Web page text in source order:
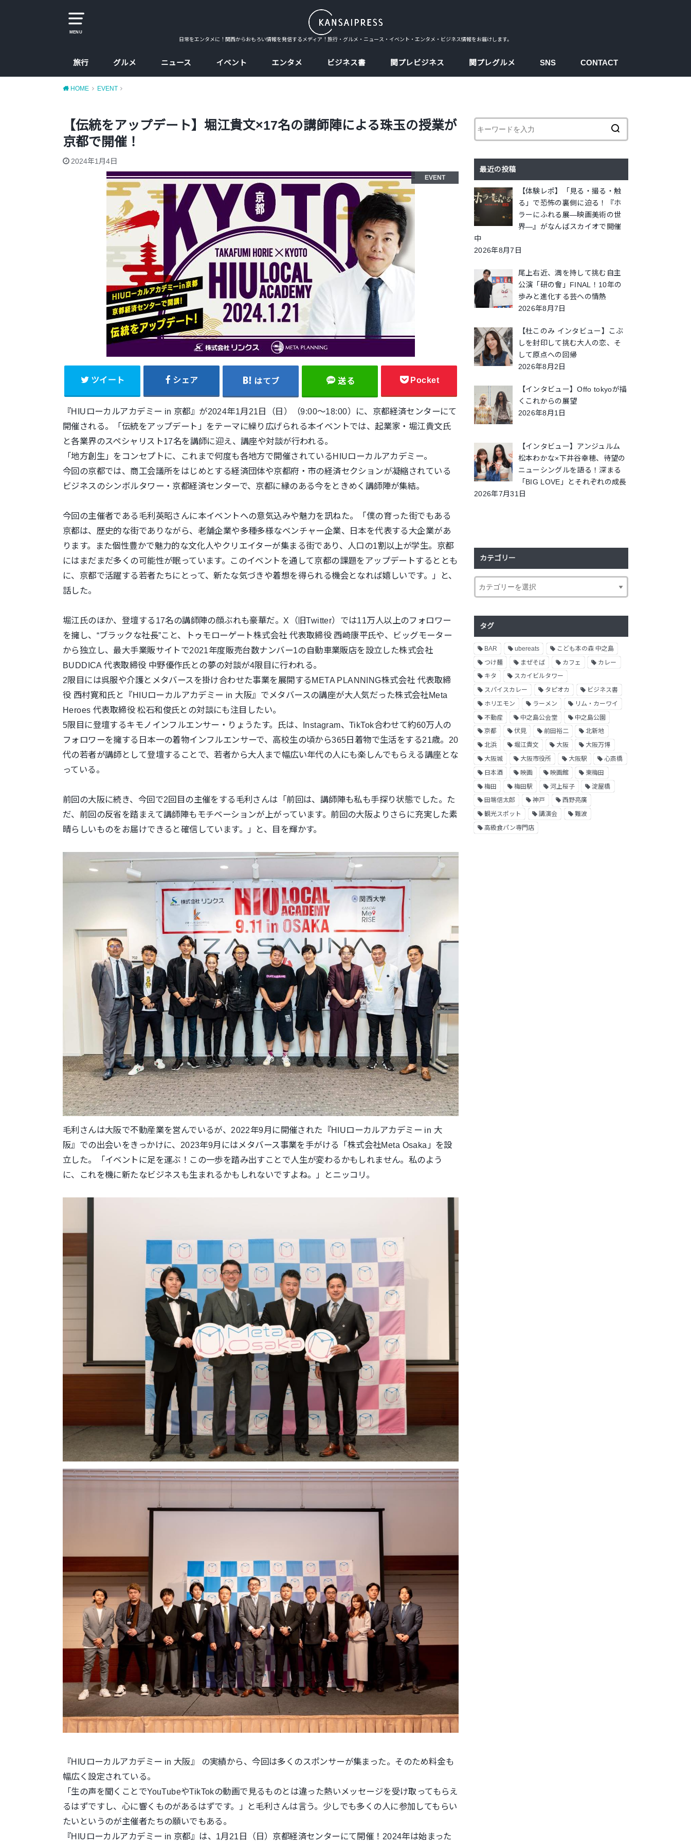
MENU
日常をエンタメに！関西からおもろい情報を発信するメディア！旅行・グルメ・ニュース・イベント・エンタメ・ビジネス情報をお届けします。
旅行
大阪
京都
兵庫
奈良
グルメ
カレー
ラーメン
カフェ
たこ焼、お好み焼
大阪コスパ飯
ニュース イベント エンタメ ビジネス書 関プレビジネス 関プレグルメ SNS CONTACT
HOME EVENT
【伝統をアップデート】堀江貴文×17名の講師陣による珠玉の授業が
京都で開催！
2024年1月4日
EVENT
ツイート シェア はてブ 送る Pocket
『HIUローカルアカデミー in 京都』が2024年1月21日（日）（9:00〜18:00）に、京都経済センターにて
開催される。「伝統をアップデート」をテ ーマに繰り広げられる本イベントでは、起業家・堀江貴文氏
と各業界のスペシャリスト17名を講師に迎え、講座や対談が行われる。
「地方創生」をコンセプトに、これまで何度も各地方で開催されているHIUローカルアカデミー。
今回の京都では、商工会議所をはじめとする経済団体や京都府・市の経済セクションが凝縮されている
ビジネスのシンボルタワ ー・京都経済センターで、京都に縁のある今をときめく講師陣が集結。
今回の主催者である毛利英昭さんに本イベントへの意気込みや魅力を訊ねた。「僕の育った街でもある
京都は、歴史的な街でありながら、 老舗企業や多種多様なベンチャー企業、日本を代表する大企業があ
ります。また個性豊かで魅力的な文化人やクリエイターが集まる街であり、人口の1割以上が学生。京都
にはまだまだ多くの可能性が眠っています。このイベントを通して京都の課題をアップデートするととも
に、京都で活躍する若者たちにとって、新たな気づきや着想を得られる機会となれば嬉しいです。」と、
話した。
堀江氏のほか、登壇する17名の講師陣の顔ぶれも豪華だ。X（旧Twitter）では11万人以上のフォロワー
を擁し、“ブラックな社長”こと、トゥモローゲート株式会社 代表取締役 西崎康平氏や、ビッグモーター
から独立し、最大手業販サイトで2021年度販売台数ナンバー1の自動車業販店を設立した株式会社
BUDDICA 代表取締役 中野優作氏との夢の対談が4限目に行われる。
2限目には呉服や介護とメタバースを掛け合わせた事業を展開するMETA PLANNING株式会社 代表取締
役 西村寛和氏と『HIUローカルアカデミー in 大阪』でメタバースの講座が大人気だった株式会社Meta
Heroes 代表取締役 松石和俊氏との対談にも注目したい。
5限目に登壇するキモノインフルエンサー・りょうたす。氏は、Instagram、TikTok合わせて約60万人の
フォロワーを擁する日本一の着物インフルエンサーで、高校生の頃から365 日着物で生活をする21歳。20
代の若者が講師として登壇するこ とで、若者から大人まで幅広い年代の人にも楽しんでもらえる講座 とな
っている。
前回の大阪に続き、今回で2回目の主催をする毛利さんは「前回は、講師陣も私も手探り状態でした。た
だ、前回の反省を踏まえて講師陣もモチベーションが上がっています。前回の大阪よりさらに充実した素
晴らしいものをお届けできると確信しています。」と、
目を輝かす。
毛利さんは大阪で不動産業を営んでいるが、2022年9月に開催された『HIUローカルアカデミー in 大
阪』での出会いをきっかけに、2023年9月にはメタバース事業を手がける「株式会社Meta Osaka」を設
立した。「イベントに足を運ぶ！この一歩を踏み出すこ とで人生が変わるかもしれません。私のよう
に、これを機に新たなビジネスも生まれるかもしれないですよね。」とニッコリ。
『HIUローカルアカデミー in 大阪』 の実績から、今回は多くのスポンサーが集まった。そのため料金も
幅広く設定されている。
「生の声を聞くことでYouTubeやTikTokの動画で見るものとは違った熱いメッセージを受け取ってもらえ
るはずですし、 心に響くものがあるはずです。」と毛利さんは言う。少しでも多く の人に参加してもらい
たいというのが主催者たちの願いでもある。
『HIUローカルアカデミー in 京都』は、1月21日（日）京都経済センターにて開催！2024年は始まった
最近の投稿
【体験レポ】「見る・撮る・触
る」で恐怖の裏側に迫る！『ホ
ラーにふれる展―映画美術の世
界―』がなんばスカイオで開催
中
2026年8月7日
尾上右近、満を持して挑む自主
公演「研の會」FINAL！10年の
歩みと進化する芸への情熱
2026年8月7日
【杜このみ インタビュー】こぶ
しを封印して挑む大人の恋、そ
して原点への回帰
2026年8月2日
【インタビュー】Offo tokyoが描
くこれからの展望
2026年8月1日
【インタビュー】アンジュルム
松本わかな×下井谷幸穂、待望の
ニューシングルを語る！深まる
「BIG LOVE」とそれぞれの成長
2026年7月31日
カテゴリー
タグ
BAR ubereats
こども本の森 中之島
つけ麺
まぜそば カフェ
カレー
キタ
スカイビルタワー
スパイスカレー
タピオカ
ビジネス書
ホリエモン
ラーメン
リム・カーワイ
不動産
中之島公会堂
中之島公園
京都
伏見 前田裕二
北新地
北浜
堀江貴文 大阪
大阪万博
大阪城
大阪市役所 大阪駅
心斎橋
日本酒
映画 映画館
東梅田
梅田
梅田駅 河上桜子
淀屋橋
田端信太郎
神戸
西野亮廣
観光スポット
講演会
難波
高級食パン専門店